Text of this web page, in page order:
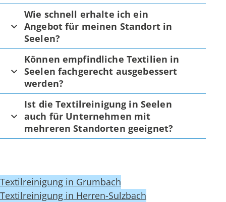
Wie schnell erhalte ich ein
Angebot für meinen Standort in
Seelen?
Können empfindliche Textilien in
Seelen fachgerecht ausgebessert
werden?
Ist die Textilreinigung in Seelen
auch für Unternehmen mit
mehreren Standorten geeignet?
Textilreinigung in Grumbach
Textilreinigung in Herren-Sulzbach